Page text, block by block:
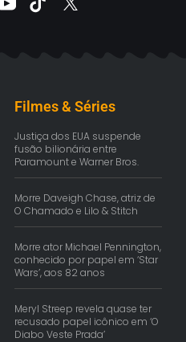
Filmes & Séries
Justiça dos EUA suspende
fusão bilionária entre
Paramount e Warner Bros.
Morre Daveigh Chase, atriz de
O Chamado e Lilo & Stitch
Morre ator Michael Pennington,
conhecido por papel em ‘Star
Wars’, aos 82 anos
Meryl Streep revela quase ter
recusado papel icônico em ‘O
Diabo Veste Prada’